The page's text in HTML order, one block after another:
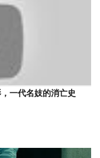
一代名妓的消亡史